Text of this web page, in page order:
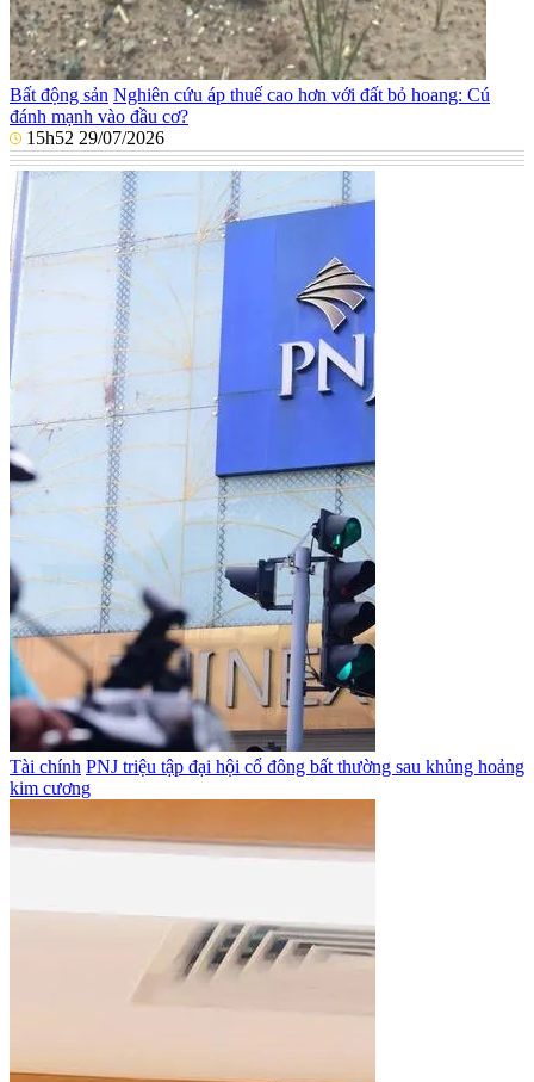
Bất động sản Nghiên cứu áp thuế cao hơn với đất bỏ hoang: Cú
đánh mạnh vào đầu cơ?
15h52 29/07/2026
Tài chính PNJ triệu tập đại hội cổ đông bất thường sau khủng hoảng
kim cương